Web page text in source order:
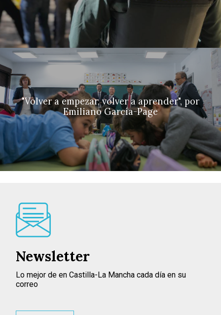
"Volver a empezar, volver a aprender", por
Emiliano García-Page
Newsletter
Lo mejor de en Castilla-La Mancha cada día en su
correo